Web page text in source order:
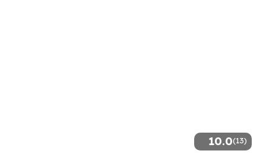
10.0(13)